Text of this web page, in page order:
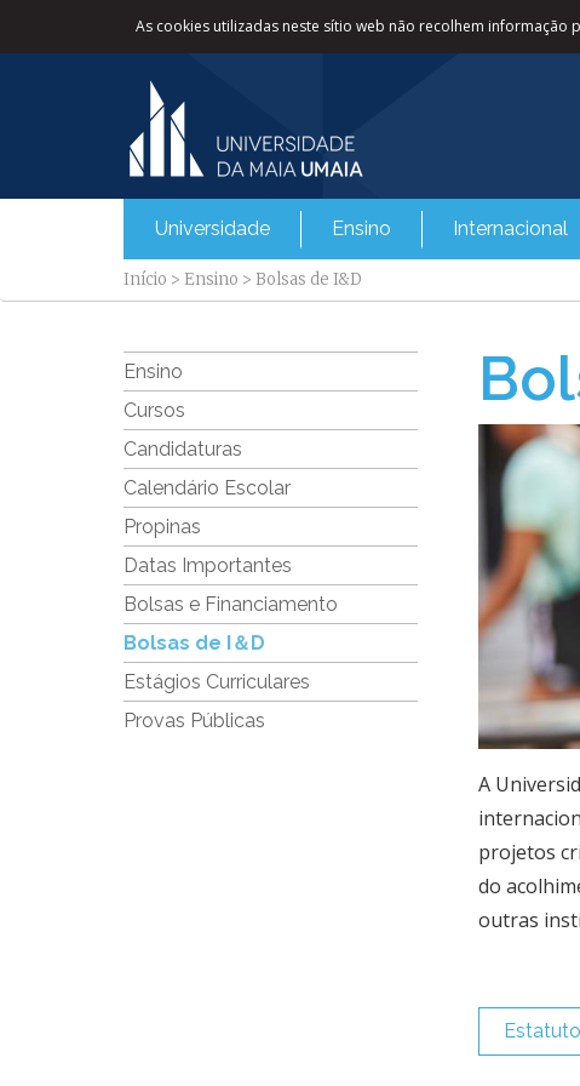
As cookies utilizadas neste sítio web não recolhem informação
Universidade Ensino Internacional
Início > Ensino > Bolsas de I&D
Ensino
Cursos
Candidaturas
Calendário Escolar
Propinas
Datas Importantes
Bolsas e Financiamento
Bolsas de I＆D
Estágios Curriculares
Provas Públicas
A
projetos
do
outras